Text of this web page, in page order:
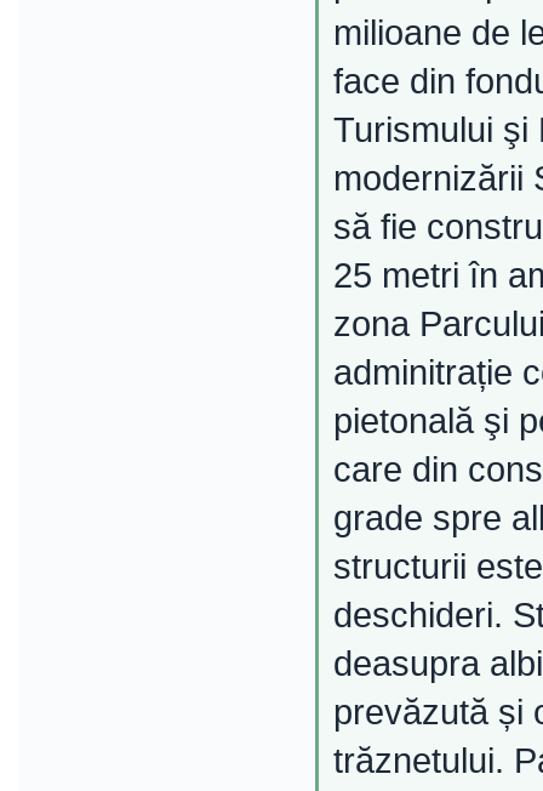
milioane de
face din
Turismului şi
modernizării
să fie
25 metri în
zona
adminitrație
pietonală şi
care din
grade spre
structurii
deschideri.
deasupra
prevăzută și
trăznetului.